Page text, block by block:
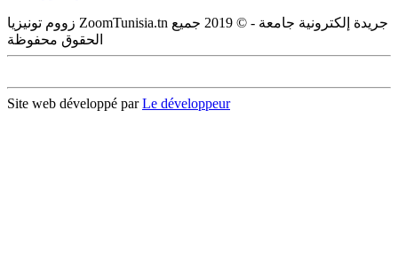
زووم تونيزيا ZoomTunisia.tn جريدة إلكترونية جامعة - © 2019 جميع
الحقوق محفوظة
Site web développé parLe développeur